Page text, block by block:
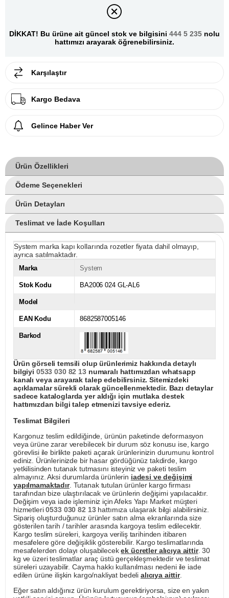
DİKKAT! Bu ürüne ait güncel stok ve bilgisini 444 5 235 nolu
hattımızı arayarak öğrenebilirsiniz.
Karşılaştır
Kargo Bedava
Gelince Haber Ver
Ürün Özellikleri
Ödeme Seçenekleri
Ürün Detayları
Teslimat ve İade Koşulları
System marka kapı kollarında rozetler fiyata dahil olmayıp,
ayrıca satılmaktadır.
Marka System
Stok Kodu BA2006 024 GL-AL6
Model
EAN Kodu 8682587005146
Barkod
Ürün görseli temsili olup ürünlerimiz hakkında detaylı
bilgiyi 0533 030 82 13numaralı hattımızdan whatsapp
kanalı veya arayarak talep edebilirsiniz. Sitemizdeki
açıklamalar sürekli olarak güncellenmektedir. Bazı detaylar
sadece kataloglarda yer aldığı için mutlaka destek
hattımızdan bilgi talep etmenizi tavsiye ederiz.
Teslimat Bilgileri
Kargonuz teslim edildiğinde, ürünün paketinde deformasyon
veya ürüne zarar verebilecek bir durum söz konusu ise, kargo
görevlisi ile birlikte paketi açarak ürünlerinizin durumunu kontrol
ediniz. Ürünlerinizde bir hasar gördüğünüz takdirde, kargo
yetkilisinden tutanak tutmasını isteyiniz ve paketi teslim
almayınız. Aksi durumlarda ürünlerin iadesi ve değişimi
yapılmamaktadır. Tutanak tutulan ürünler kargo firması
tarafından bize ulaştırılacak ve ürünlerin değişimi yapılacaktır.
Değişim veya iade işleminiz için Afeks Yapı Market müşteri
hizmetleri0533 030 82 13hattımıza ulaşarak bilgi alabilirsiniz.
Sipariş oluşturduğunuz ürünler satın alma ekranlarında size
gösterilen tarih / tarihler arasında kargoya teslim edilecektir.
Kargo teslim süreleri, kargoya veriliş tarihinden itibaren
mesafelere göre değişiklik gösterebilir. Kargo teslimatlarında
mesafelerden dolayı oluşabilecekek ücretler alıcıya aittir. 30
kg ve üzeri teslimatlar araç üstü gerçekleşmektedir ve teslimat
süreleri uzayabilir. Cayma hakkı kullanılması nedeni ile iade
edilen ürüne ilişkin kargo/nakliyat bedeli alıcıya aittir.
Eğer satın aldığınız ürün kurulum gerektiriyorsa, size en yakın